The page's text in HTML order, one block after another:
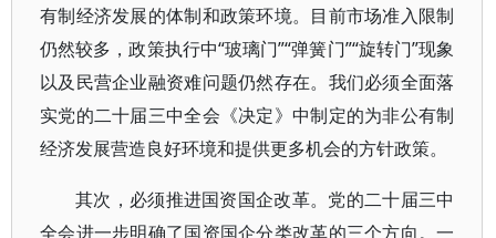
有制经济发展的体制和政策环境。目前市场准入限制
仍然较多，政策执行中“玻璃门”“弹簧门”“旋转门”现象
以及民营企业融资难问题仍然存在。我们必须全面落
实党的二十届三中全会《决定》中制定的为非公有制
经济发展营造良好环境和提供更多机会的方针政策。
其次，必须推进国资国企改革。党的二十届三中
全会进一步明确了国资国企分类改革的三个方向。一